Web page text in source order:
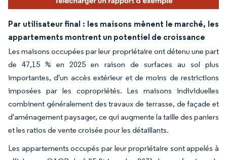
Par utilisateur final : les maisons mènent le marché, les
appartements montrent un potentiel de croissance
Les maisons occupées par leur propriétaire ont détenu une part
de 47,15 % en 2025 en raison de surfaces au sol plus
importantes, d'un accès extérieur et de moins de restrictions
imposées par les copropriétés. Les maisons individuelles
combinent généralement des travaux de terrasse, de façade et
d'aménagement paysager, ce qui augmente la taille des paniers
et les ratios de vente croisée pour les détaillants.
Les appartements occupés par leur propriétaire sont appelés à